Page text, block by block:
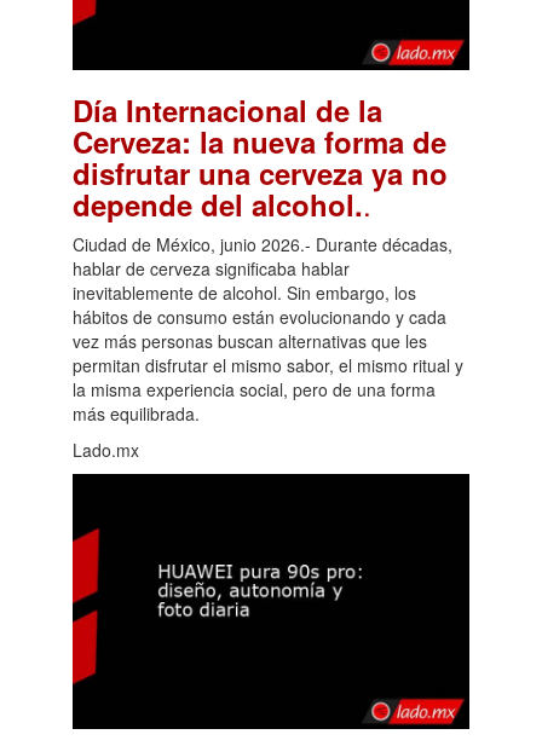
Día Internacional de la
Cerveza: la nueva forma de
disfrutar una cerveza ya no
depende del alcohol..
Ciudad de México, junio 2026.- Durante décadas,
hablar de cerveza significaba hablar
inevitablemente de alcohol. Sin embargo, los
hábitos de consumo están evolucionando y cada
vez más personas buscan alternativas que les
permitan disfrutar el mismo sabor, el mismo ritual y
la misma experiencia social, pero de una forma
más equilibrada.
Lado.mx